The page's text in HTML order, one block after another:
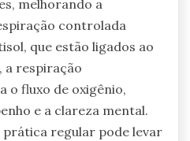
melhorando a
controlada
que estão ligados ao
a respiração
o fluxo de oxigênio,
e a clareza mental.
prática regular pode levar